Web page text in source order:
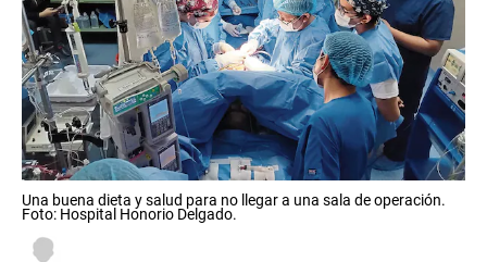
Una buena dieta y salud para no llegar a una sala de operación.
Foto: Hospital Honorio Delgado.